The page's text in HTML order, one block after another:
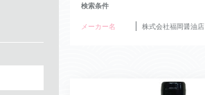
検索条件
メーカー名 株式会社福岡醤油店